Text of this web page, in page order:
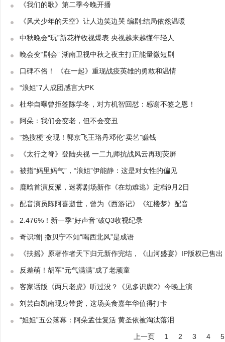
《我们的歌》第二季今晚开播
《风犬少年的天空》让人边笑边哭 编剧:结局依然温暖
中秋晚会“玩”新花样收视爆表 央视越来越懂年轻人
晚会变“剧会” 湖南卫视中秋之夜主打正能量微短剧
口碑不俗！ 《在一起》重现战疫英雄的勇敢和温情
“浪姐”7人成团感言大PK
杜华自曝曾拒签陈学冬，对方机智回怼：感谢不签之恩！
阿朵：我们会变老，但不会变丑
“热搜梗”变现！郭京飞王珞丹邓伦“卖艺”赚钱
《太行之脊》登陆央视 一二九师抗战风云再现荧屏
被指“妈里妈气”，“浪姐”伊能静：这是对女性的偏见
鹿晗首演反派，迷雾剧场新作《在劫难逃》定档9月2日
配音演员陈阿喜逝世，曾为《西游记》《红楼梦》配音
2.476%！新一季“好声音”破Q3收视纪录
奇识增| 撒贝宁不知“喝西北风”是成语
《扶摇》原著作者天下归元新作完结，《山河盛宴》IP版权已售出
反差萌！胡军“元气满满”成了老顽童
客家话版《两只老虎》听过没？《见多识廣2》今晚上演
刘芸白凯南现身带货，这场美食嘉年华值得打卡
“姐姐”五公落幕：阿朵孟佳复活 黄圣依被淘汰落泪
上一页 1 2 3 4 5